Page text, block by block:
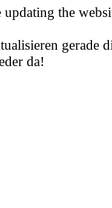
updating the
gerade
da!